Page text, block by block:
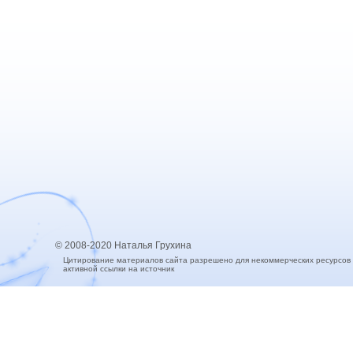
© 2008-2020 Наталья Грухина
Цитирование материалов сайта разрешено для некоммерческих
активной ссылки на источник